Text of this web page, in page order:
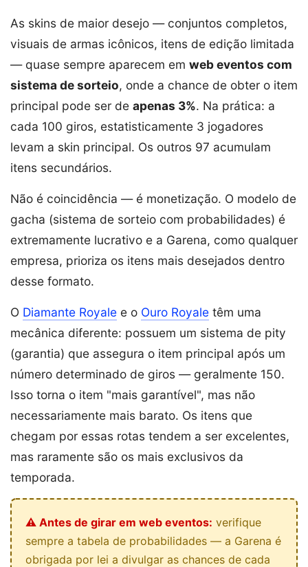
As skins de maior desejo — conjuntos completos,
visuais de armas icônicos, itens de edição limitada
— quase sempre aparecem em web eventos com
sistema de sorteio, onde a chance de obter o item
principal pode ser de apenas 3%. Na prática: a
cada 100 giros, estatisticamente 3 jogadores
levam a skin principal. Os outros 97 acumulam
itens secundários.
Não é coincidência — é monetização. O modelo de
gacha (sistema de sorteio com probabilidades) é
extremamente lucrativo e a Garena, como qualquer
empresa, prioriza os itens mais desejados dentro
desse formato.
O Diamante Royale e o Ouro Royale têm uma
mecânica diferente: possuem um sistema de pity
(garantia) que assegura o item principal após um
número determinado de giros — geralmente 150.
Isso torna o item "mais garantível", mas não
necessariamente mais barato. Os itens que
chegam por essas rotas tendem a ser excelentes,
mas raramente são os mais exclusivos da
temporada.
⚠️ Antes de girar em web eventos: verifique
sempre a tabela de probabilidades — a Garena é
obrigada por lei a divulgar as chances de cada